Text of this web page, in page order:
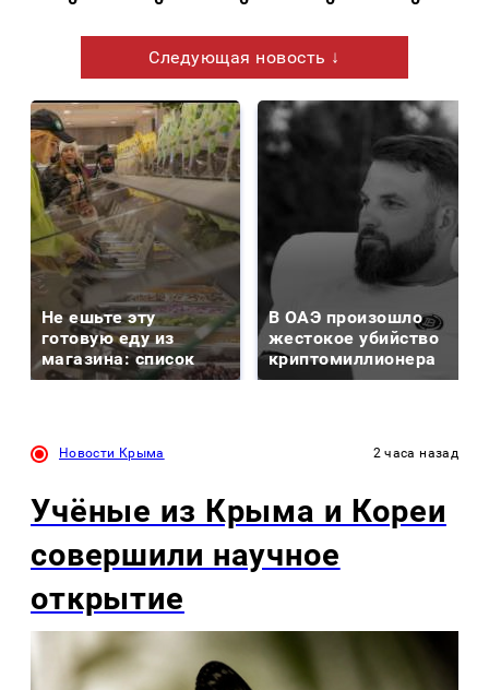
Следующая новость ↓
Не ешьте эту
готовую еду из
магазина: список
В ОАЭ произошло
жестокое убийство
криптомиллионера
Новости Крыма 2 часа назад
Учёные из Крыма и Кореи
совершили научное
открытие